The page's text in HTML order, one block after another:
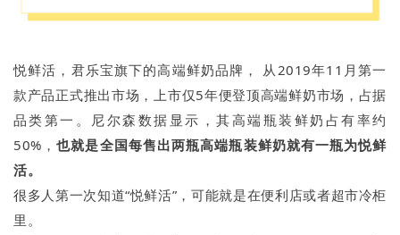
悦鲜活，君乐宝旗下的高端鲜奶品牌， 从2019年11月第一
款产品正式推出市场，上市仅5年便登顶高端鲜奶市场，占据
品类第一。尼尔森数据显示，其高端瓶装鲜奶占有率约
50%，也就是全国每售出两瓶高端瓶装鲜奶就有一瓶为悦鲜
活。
很多人第一次知道“悦鲜活”，可能就是在便利店或者超市冷柜
里。